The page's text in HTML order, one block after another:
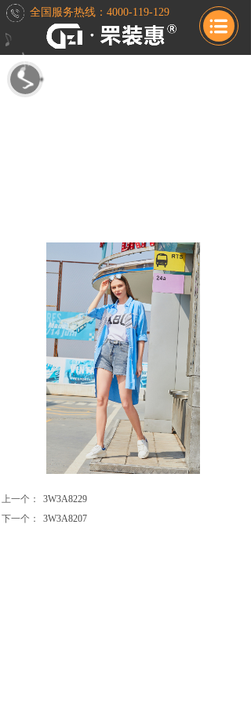
全国服务热线：4000-119-129
上一个：
3W3A8229
下一个：
3W3A8207